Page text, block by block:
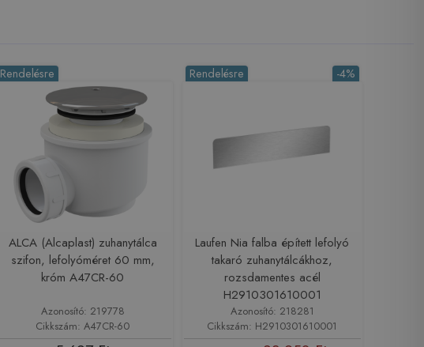
Rendelésre
ALCA (Alcaplast) zuhanytálca
szifon, lefolyóméret 60 mm,
króm A47CR-60
Azonosító: 219778
Cikkszám: A47CR-60
-4%
Rendelésre
Laufen Nia falba épített lefolyó
takaró zuhanytálcákhoz,
rozsdamentes acél
H2910301610001
Azonosító: 218281
Cikkszám: H2910301610001